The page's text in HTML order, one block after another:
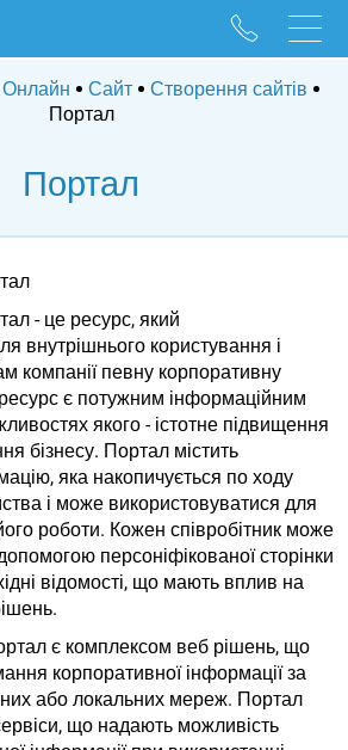
096 528 10 88
095 022 53 84
Онлайн Сайт
Створення сайтів
Портал
Портал
- це ресурс, який
внутрішнього користування і
компанії певну корпоративну
є потужним інформаційним
якого - істотне підвищення
бізнесу. Портал містить
яка накопичується по ходу
і може використовуватися для
роботи. Кожен співробітник може
персоніфікованої сторінки
відомості, що мають вплив на
є комплексом веб рішень, що
корпоративної інформації за
або локальних мереж. Портал
що надають можливість